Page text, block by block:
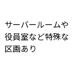
サーバールームや
役員室など特殊な
区画あり